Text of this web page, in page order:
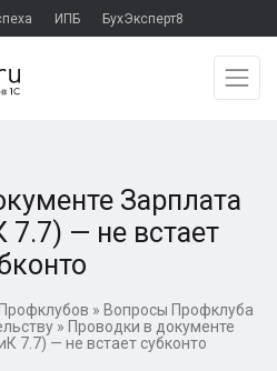
ИПБ БухЭксперт8
Зарплата
7.7) — не встает
» Вопросы Профклуба
» Проводки в документе
7.7) — не встает субконто